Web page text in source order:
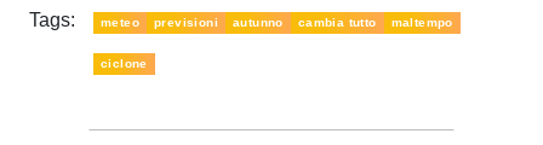
Tags: meteo previsioni autunno cambia tutto maltempo
ciclone